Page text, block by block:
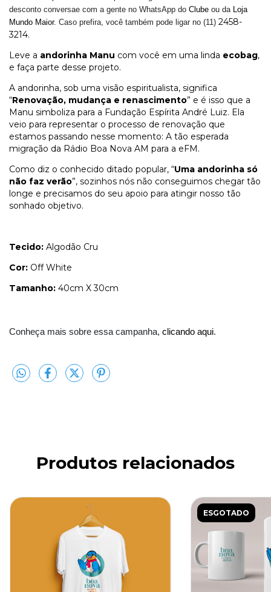
desconto conversae com a gente no WhatsApp do Clube ou da Loja
Mundo Maior. Caso prefira, você também pode ligar no (11) 2458-
3214.
Leve a andorinha Manu com você em uma linda ecobag,
e faça parte desse projeto.
A andorinha, sob uma visão espiritualista, significa
“Renovação, mudança e renascimento” e é isso que a
Manu simboliza para a Fundação Espírita André Luiz. Ela
veio para representar o processo de renovação que
estamos passando nesse momento: A tão esperada
migração da Rádio Boa Nova AM para a eFM.
Como diz o conhecido ditado popular, “Uma andorinha só
não faz verão”, sozinhos nós não conseguimos chegar tão
longe e precisamos do seu apoio para atingir nosso tão
sonhado objetivo.
Tecido: Algodão Cru
Cor: Off White
Tamanho: 40cm X 30cm
Conheça mais sobre essa campanha, clicando aqui.
Produtos relacionados
ESGOTADO